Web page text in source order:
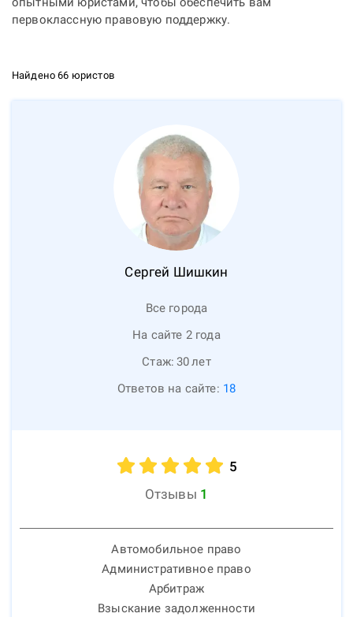
первоклассную правовую поддержку.
Найдено 66 юристов
Сергей Шишкин
Все города
На сайте 2 года
Стаж: 30лет
Ответов на сайте: 18
5
Отзывы 1
Автомобильное право
Административное право
Арбитраж
Взыскание задолженности